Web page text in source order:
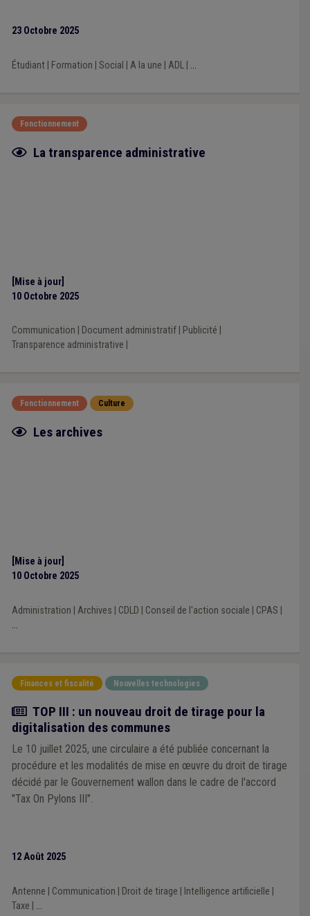
23 Octobre 2025
Étudiant| Formation Social A la une ADL| ...
Fonctionnement
Fiche focus
La transparence administrative
[Mise à jour]
10 Octobre 2025
Communication Document administratif| Publicité
Transparence administrative
Fonctionnement Culture
Fiche focus
Les archives
[Mise à jour]
10 Octobre 2025
Administration Archives CDLD Conseil de l'action sociale CPAS
...
Finances et fiscalité Nouvelles technologies
Actualité
TOP III : un nouveau droit de tirage pour la
digitalisation des communes
Le 10 juillet 2025, une circulaire a été publiée concernant la
procédure et les modalités de mise en œuvre du droit de tirage
décidé par le Gouvernement wallon dans le cadre de l'accord
"Tax On Pylons III".
12 Août 2025
Antenne Communication Droit de tirage Intelligence artificielle
Taxe
...